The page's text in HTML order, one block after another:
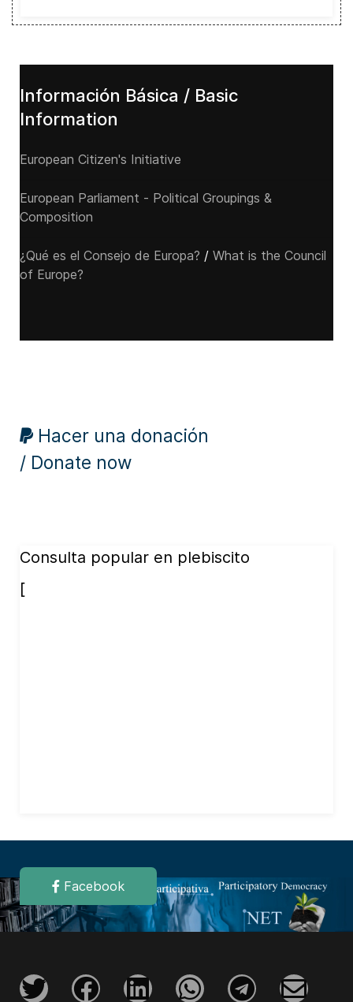
Información Básica / Basic
Information
European Citizen's Initiative
European Parliament - Political Groupings &
Composition
¿Qué es el Consejo de Europa? / What is the Council
of Europe?
Hacer una donación
/ Donate now
Consulta popular en plebiscito
[
Facebook